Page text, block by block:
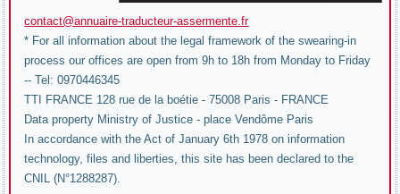
contact@annuaire-traducteur-assermente.fr
* For all information about the legal framework of the swearing-in
process our offices are open from 9h to 18h from Monday to Friday
-- Tel: 0970446345
TTI FRANCE 128 rue de la boétie - 75008 Paris - FRANCE
Data property Ministry of Justice - place Vendôme Paris
In accordance with the Act of January 6th 1978 on information
technology, files and liberties, this site has been declared to the
CNIL (N°1288287).